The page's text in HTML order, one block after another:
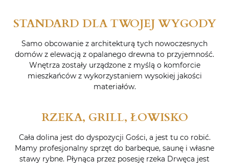
STANDARD DLA TWOJEJ WYGODY
Samo obcowanie z architekturą tych nowoczesnych
domów z elewacją z opalanego drewna to przyjemność.
Wnętrza zostały urządzone z myślą o komforcie
mieszkańców z wykorzystaniem wysokiej jakości
materiałów.
RZEKA, GRILL, ŁOWISKO
Cała dolina jest do dyspozycji Gości, a jest tu co robić.
Mamy profesjonalny sprzęt do barbeque, saunę i własne
stawy rybne. Płynąca przez posesję rzeka Drwęca jest